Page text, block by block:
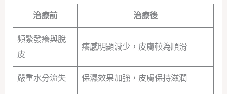
治療前 治療後
頻繁發癢與脫
皮
癢感明顯減少，皮膚較為順滑
嚴重水分流失 保濕效果加強，皮膚保持滋潤